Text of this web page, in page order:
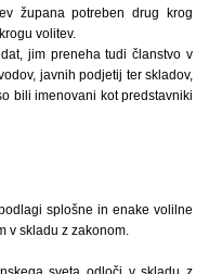
župana potreben drug krog
volitev.
jim preneha tudi članstvo v
javnih podjetij ter skladov,
bili imenovani kot predstavniki
splošne in enake volilne
v skladu z zakonom.